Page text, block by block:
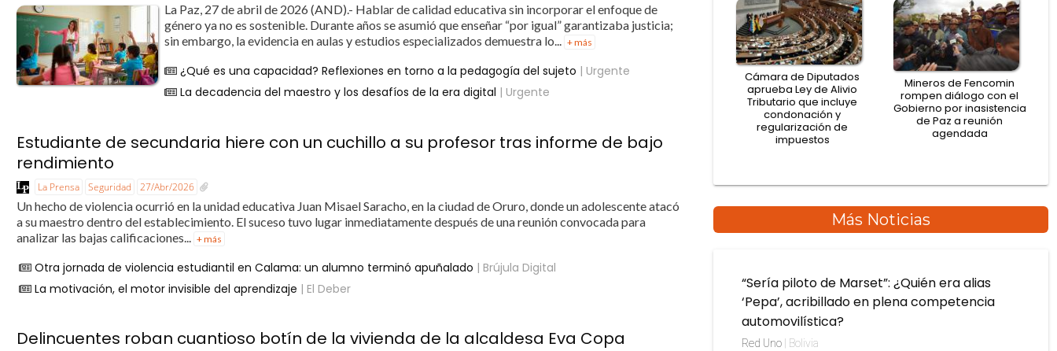
La Paz, 27 de abril de 2026 (AND).- Hablar de calidad educativa sin incorporar el enfoque de
género ya no es sostenible. Durante años se asumió que enseñar “por igual” garantizaba justicia;
sin embargo, la evidencia en aulas y estudios especializados demuestra lo... + más
¿Qué es una capacidad? Reflexiones en torno a la pedagogía del sujeto | Urgente
La decadencia del maestro y los desafíos de la era digital | Urgente
Estudiante de secundaria hiere con un cuchillo a su profesor tras informe de bajo
rendimiento
La Prensa Seguridad 27/Abr/2026
Un hecho de violencia ocurrió en la unidad educativa Juan Misael Saracho, en la ciudad de Oruro, donde un adolescente atacó
a su maestro dentro del establecimiento. El suceso tuvo lugar inmediatamente después de una reunión convocada para
analizar las bajas calificaciones...
+ más
Otra jornada de violencia estudiantil en Calama: un alumno terminó apuñalado | Brújula Digital
La motivación, el motor invisible del aprendizaje | El Deber
Delincuentes roban cuantioso botín de la vivienda de la alcaldesa Eva Copa
Cámara de Diputados
aprueba Ley de Alivio
Tributario que incluye
condonación y
regularización de
impuestos
Mineros de Fencomin
rompen diálogo con el
Gobierno por inasistencia
de Paz a reunión
agendada
Más Noticias
“Sería piloto de Marset”: ¿Quién era alias
‘Pepa’, acribillado en plena competencia
automovilística?
Red Uno | Bolivia